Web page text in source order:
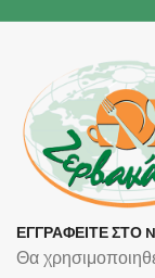
ΕΓΓΡΑΦΕΙΤΕ ΣΤΟ
Θα